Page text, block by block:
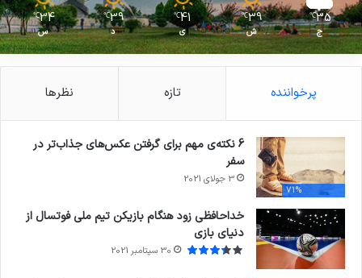
35
℃
ج
39
℃
ش
41
℃
ی
39
℃
د
34
℃
س
پرخواننده تازه نظرها
71%
6 نکته‌ی مهم برای گرفتن عکس‌های جذاب‌تر در
سفر
3 جولای 2021
خداحافظی زود هنگام بازیکن تیم ملی فوتسال از
دنیای بازی
30 سپتامبر 2021